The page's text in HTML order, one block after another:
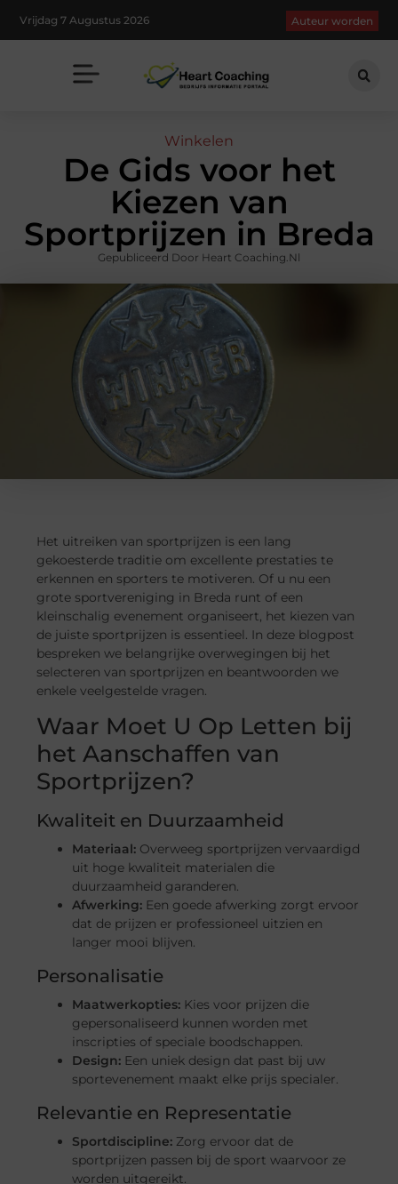
Vrijdag 7 Augustus 2026 Auteur worden
Winkelen
De Gids voor het
Kiezen van
Sportprijzen in Breda
Gepubliceerd Door Heart Coaching.nl
Het uitreiken van sportprijzen is een lang
gekoesterde traditie om excellente prestaties te
erkennen en sporters te motiveren. Of u nu een
grote sportvereniging in Breda runt of een
kleinschalig evenement organiseert, het kiezen van
de juiste sportprijzen is essentieel. In deze blogpost
bespreken we belangrijke overwegingen bij het
selecteren van sportprijzen en beantwoorden we
enkele veelgestelde vragen.
Waar Moet U Op Letten bij
het Aanschaffen van
Sportprijzen?
Kwaliteit en Duurzaamheid
Materiaal: Overweeg sportprijzen vervaardigd
uit hoge kwaliteit materialen die
duurzaamheid garanderen.
Afwerking: Een goede afwerking zorgt ervoor
dat de prijzen er professioneel uitzien en
langer mooi blijven.
Personalisatie
Maatwerkopties: Kies voor prijzen die
gepersonaliseerd kunnen worden met
inscripties of speciale boodschappen.
Design: Een uniek design dat past bij uw
sportevenement maakt elke prijs specialer.
Relevantie en Representatie
Sportdiscipline: Zorg ervoor dat de
sportprijzen passen bij de sport waarvoor ze
worden uitgereikt.